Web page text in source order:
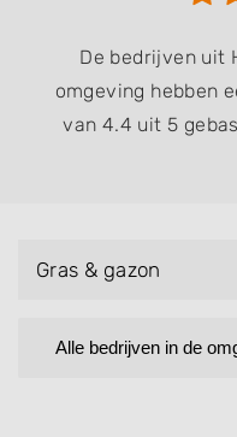
De bedrijven uit
omgeving hebben
van 4.4 uit 5
Gras & gazon
Alle bedrijven in de